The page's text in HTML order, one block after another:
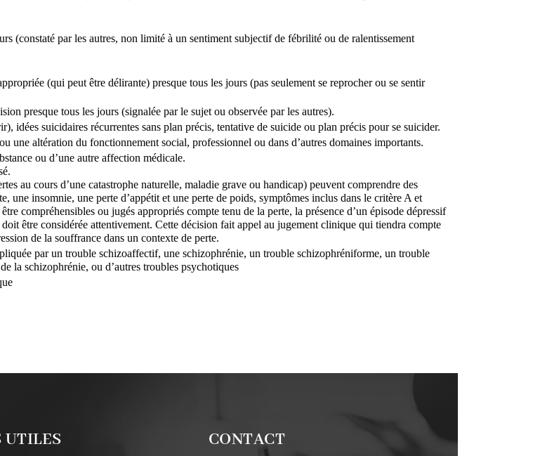
(constaté par les autres, non limité à un sentiment subjectif de fébrilité ou de ralentissement
(qui peut être délirante) presque tous les jours (pas seulement se reprocher ou se sentir
presque tous les jours (signalée par le sujet ou observée par les autres).
idées suicidaires récurrentes sans plan précis, tentative de suicide ou plan précis pour se suicider.
une altération du fonctionnement social, professionnel ou dans d’autres domaines importants.
ou d’une autre affection médicale.
au cours d’une catastrophe naturelle, maladie grave ou handicap) peuvent comprendre des
une insomnie, une perte d’appétit et une perte de poids, symptômes inclus dans le critère A et
compréhensibles ou jugés appropriés compte tenu de la perte, la présence d’un épisode dépressif
être considérée attentivement. Cette décision fait appel au jugement clinique qui tiendra compte
de la souffrance dans un contexte de perte.
par un trouble schizoaffectif, une schizophrénie, un trouble schizophréniforme, un trouble
la schizophrénie, ou d’autres troubles psychotiques
UTILES CONTACT